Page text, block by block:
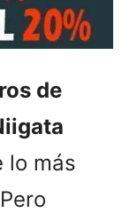
de
lo más